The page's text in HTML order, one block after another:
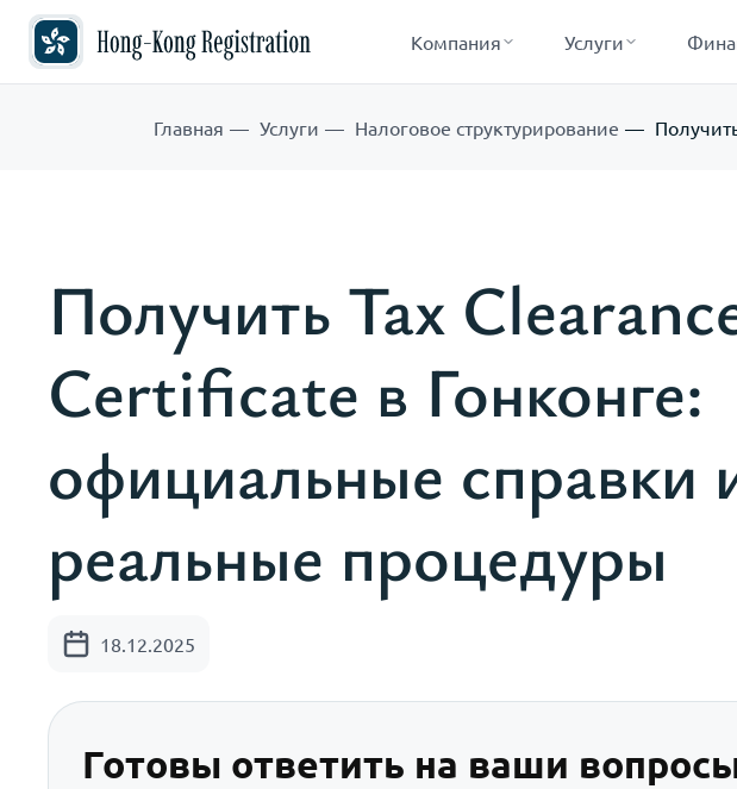
Компания Услуги
Главная Услуги Налоговое структурирование
Получить Tax
Certificate в Гонконге:
официальные справки
реальные процедуры
18.12.2025
Готовы ответить на ваши